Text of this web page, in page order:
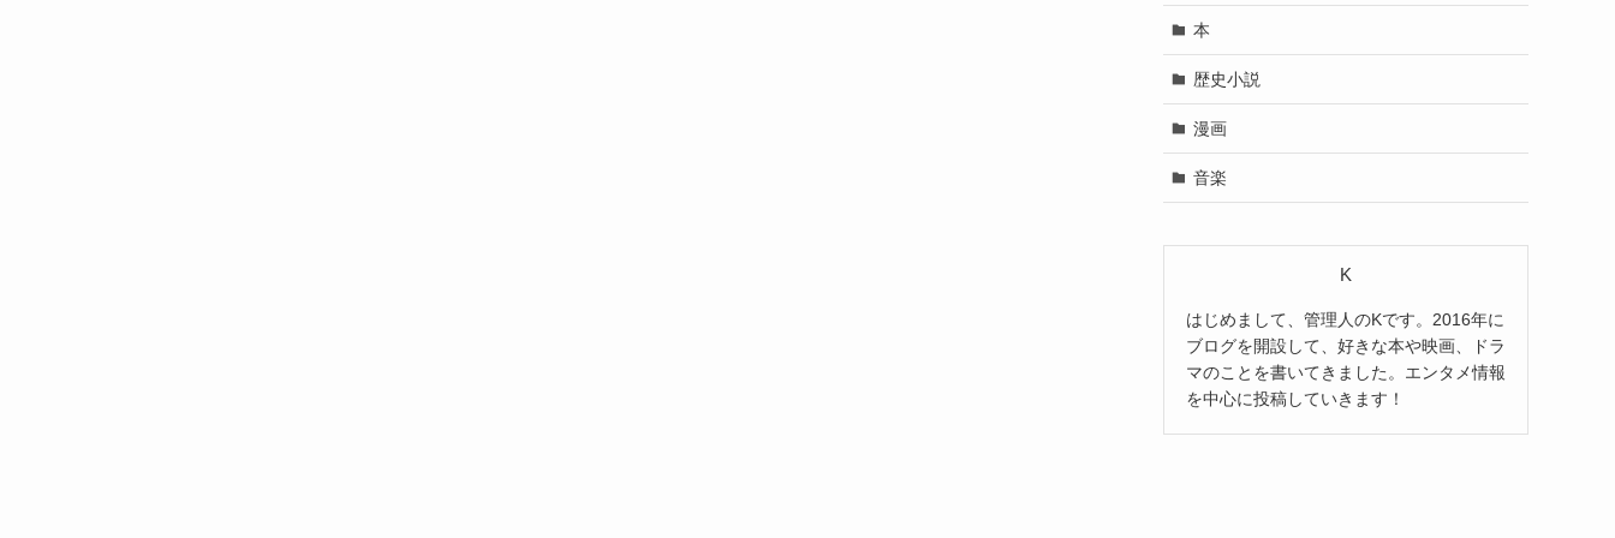
本
歴史小説
漫画
音楽
K
はじめまして、管理人のKです。2016年に
ブログを開設して、好きな本や映画、ドラ
マのことを書いてきました。エンタメ情報
を中心に投稿していきます！